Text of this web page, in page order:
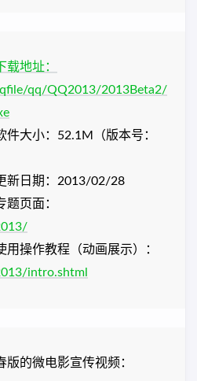
地址：
qq/QQ2013/2013Beta2/
大小：52.1M（版本号：
新日期：2013/02/28
页面：
操作教程（动画展示）：
intro.shtml
的微电影宣传视频：